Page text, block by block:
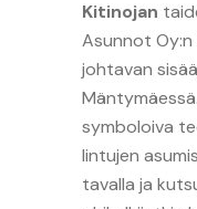
Kitinojan
Asunnot
johtavan
symboloiva
lintujen
tavalla ja